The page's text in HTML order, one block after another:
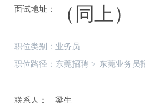
面试地址： （同上）
职位类别： 业务员
职位路径： 东莞招聘 > 东莞业务员
联系人：
梁生